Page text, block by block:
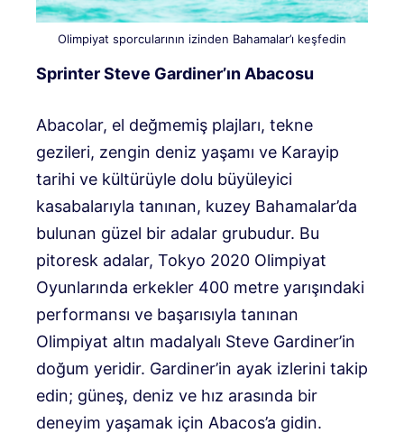
Olimpiyat sporcularının izinden Bahamalar’ı keşfedin
Sprinter Steve Gardiner’ın Abacosu
Abacolar, el değmemiş plajları, tekne
gezileri, zengin deniz yaşamı ve Karayip
tarihi ve kültürüyle dolu büyüleyici
kasabalarıyla tanınan, kuzey Bahamalar’da
bulunan güzel bir adalar grubudur. Bu
pitoresk adalar, Tokyo 2020 Olimpiyat
Oyunlarında erkekler 400 metre yarışındaki
performansı ve başarısıyla tanınan
Olimpiyat altın madalyalı Steve Gardiner’in
doğum yeridir. Gardiner’in ayak izlerini takip
edin; güneş, deniz ve hız arasında bir
deneyim yaşamak için Abacos’a gidin.